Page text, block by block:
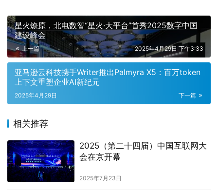
星火燎原，北电数智“星火·大平台”首秀2025数字中国
建设峰会
上一篇 2025年4月29日 下午3:33
亚马逊云科技携手Writer推出Palmyra X5：百万token
上下文重塑企业AI新纪元
下一篇
2025年4月29日
相关推荐
2025（第二十四届）中国互联网大
会在京开幕
2025年7月23日